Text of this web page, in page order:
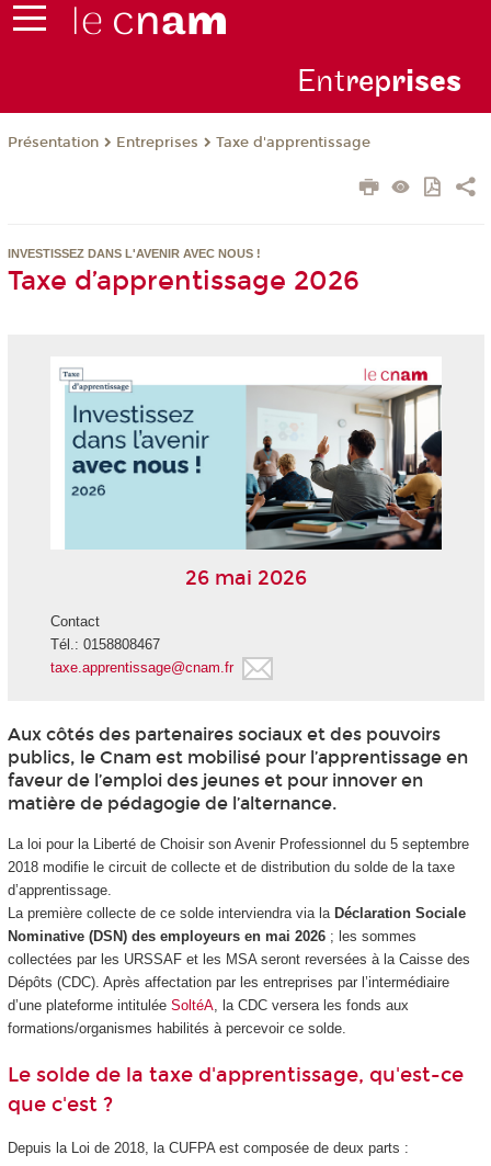
Entreprises
Présentation Entreprises Taxe d'apprentissage
INVESTISSEZ DANS L'AVENIR AVEC NOUS !
Taxe d’apprentissage 2026
26 mai 2026
Contact
Tél.: 0158808467
taxe.apprentissage@cnam.fr
Aux côtés des partenaires sociaux et des pouvoirs
publics, le Cnam est mobilisé pour l’apprentissage en
faveur de l’emploi des jeunes et pour innover en
matière de pédagogie de l’alternance.
La loi pour la Liberté de Choisir son Avenir Professionnel du 5 septembre
2018 modifie le circuit de collecte et de distribution du solde de la taxe
d’apprentissage.
La première collecte de ce solde interviendra via la Déclaration Sociale
Nominative (DSN) des employeurs en mai 2026; les sommes
collectées par les URSSAF et les MSA seront reversées à la Caisse des
Dépôts (CDC). Après affectation par les entreprises par l’intermédiaire
d’une plateforme intitulée SoltéA, la CDC versera les fonds aux
formations/organismes habilités à percevoir ce solde.
Le solde de la taxe d'apprentissage, qu'est-ce
que c'est ?
Depuis la Loi de 2018, la CUFPA est composée de deux parts :